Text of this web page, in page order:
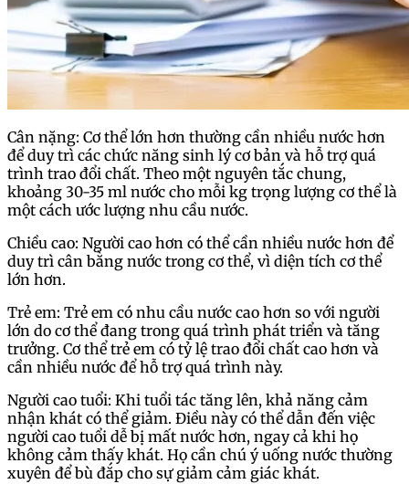
Cân nặng: Cơ thể lớn hơn thường cần nhiều nước hơn
để duy trì các chức năng sinh lý cơ bản và hỗ trợ quá
trình trao đổi chất. Theo một nguyên tắc chung,
khoảng 30-35 ml nước cho mỗi kg trọng lượng cơ thể là
một cách ước lượng nhu cầu nước.
Chiều cao: Người cao hơn có thể cần nhiều nước hơn để
duy trì cân bằng nước trong cơ thể, vì diện tích cơ thể
lớn hơn.
Trẻ em: Trẻ em có nhu cầu nước cao hơn so với người
lớn do cơ thể đang trong quá trình phát triển và tăng
trưởng. Cơ thể trẻ em có tỷ lệ trao đổi chất cao hơn và
cần nhiều nước để hỗ trợ quá trình này.
Người cao tuổi: Khi tuổi tác tăng lên, khả năng cảm
nhận khát có thể giảm. Điều này có thể dẫn đến việc
người cao tuổi dễ bị mất nước hơn, ngay cả khi họ
không cảm thấy khát. Họ cần chú ý uống nước thường
xuyên để bù đắp cho sự giảm cảm giác khát.